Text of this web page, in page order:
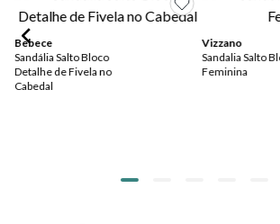
Bebece
Sandália Salto Bloco
Detalhe de Fivela no
Cabedal
Vizzano
Sandalia Salto
Feminina